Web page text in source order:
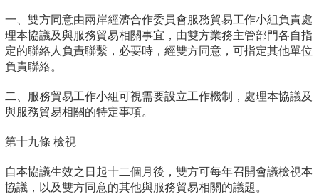
一、雙方同意由兩岸經濟合作委員會服務貿易工作小組負責處
理本協議及與服務貿易相關事宜，由雙方業務主管部門各自指
定的聯絡人負責聯繫，必要時，經雙方同意，可指定其他單位
負責聯絡。
二、服務貿易工作小組可視需要設立工作機制，處理本協議及
與服務貿易相關的特定事項。
第十九條 檢視
自本協議生效之日起十二個月後，雙方可每年召開會議檢視本
協議，以及雙方同意的其他與服務貿易相關的議題。